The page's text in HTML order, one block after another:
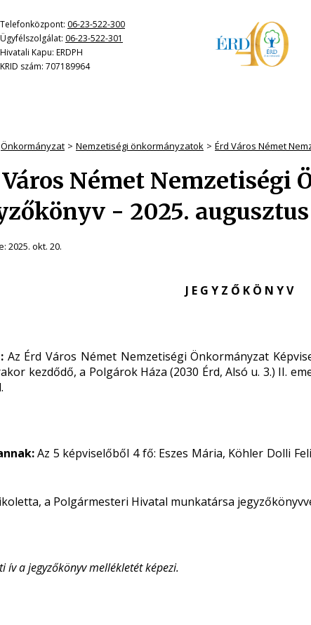
Telefonközpont: 06-23-522-300
Ügyfélszolgálat: 06-23-522-301
Hivatali Kapu: ERDPH
KRID szám: 707189964
Önkormányzat Nemzetiségi önkormányzatok Érd Város Német
Német Nemzetiségi
- 2025. augusztus
2025. okt. 20.
J E G Y Z Ő K Ö N Y V
Az Érd Város Német Nemzetiségi Önkormányzat
kezdődő, a Polgárok Háza (2030 Érd, Alsó u. 3.) II.
Az 5 képviselőből 4 fő: Eszes Mária, Köhler Dolli
a Polgármesteri Hivatal munkatársa
ív a jegyzőkönyv mellékletét képezi.